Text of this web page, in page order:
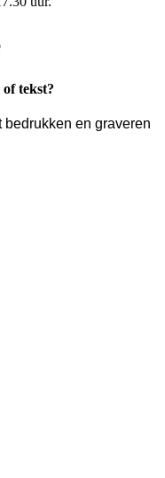
of tekst?
en graveren